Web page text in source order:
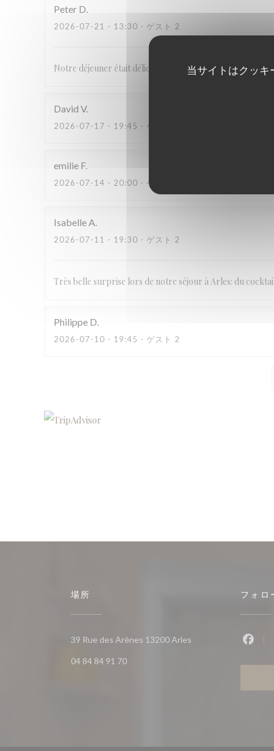
当サイトはクッキ
Peter D
2026-07-21 - 13:30 - ゲスト 2
Notre déjeuner était délicieux. Ça nous étonne que il n’y a
David V
2026-07-17 - 19:45 - ゲスト 4
emilie F
2026-07-14 - 20:00 - ゲスト 4
IsabelleA
2026-07-11 - 19:30 - ゲスト 2
Très belle surprise lors de notre séjour à Arles: du
Philippe D
2026-07-10 - 19:45 - ゲスト 2
場所
39 Rue des Arènes 13200 Arles((新しいウィンドウで
04 84 84 91 70
フォロ